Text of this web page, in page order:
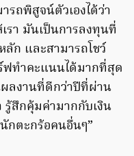
รถพิสูจน์ตัวเองได้ว่า
รา มันเป็นการลงทุนที่
ลัก และสามารถโชว์
ฟทำคะแนนได้มากที่สุด
ลงานที่ดีกว่าปีที่ผ่าน
สึกคุ้มค่ามากกับเงิน
กตะกร้อคนอื่นๆ”